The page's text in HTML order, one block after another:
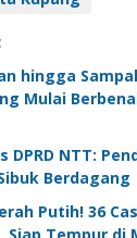
hingga
Mulai
DPRD NTT:
Berdagang
Putih! 36